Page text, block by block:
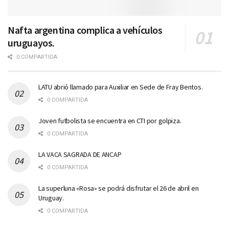
Nafta argentina complica a vehículos
uruguayos.
0 COMPARTIDA
LATU abrió llamado para Auxiliar en Sede de Fray Bentos.
0 COMPARTIDA
Joven futbolista se encuentra en CTI por golpiza.
0 COMPARTIDA
LA VACA SAGRADA DE ANCAP
0 COMPARTIDA
La superluna «Rosa» se podrá disfrutar el 26 de abril en
Uruguay.
0 COMPARTIDA